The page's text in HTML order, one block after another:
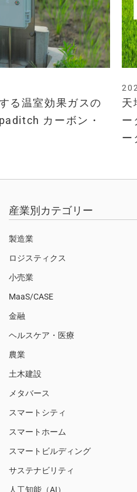
る温室効果ガスの
カーボン・
天
ー
ー
産業別カテゴリー
製造業
ロジスティクス
小売業
MaaS/CASE
金融
ヘルスケア・医療
農業
土木建設
メタバース
スマートシティ
スマートホーム
スマートビルディング
サステナビリティ
人工知能（AI）